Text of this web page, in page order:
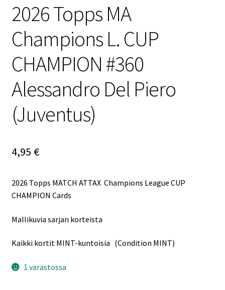
2026 Topps MA
Champions L. CUP
CHAMPION #360
Alessandro Del Piero
(Juventus)
4,95 €
2026 Topps MATCH ATTAX Champions League CUP
CHAMPION Cards
Mallikuvia sarjan korteista
Kaikki kortit MINT-kuntoisia (Condition MINT)
1 varastossa